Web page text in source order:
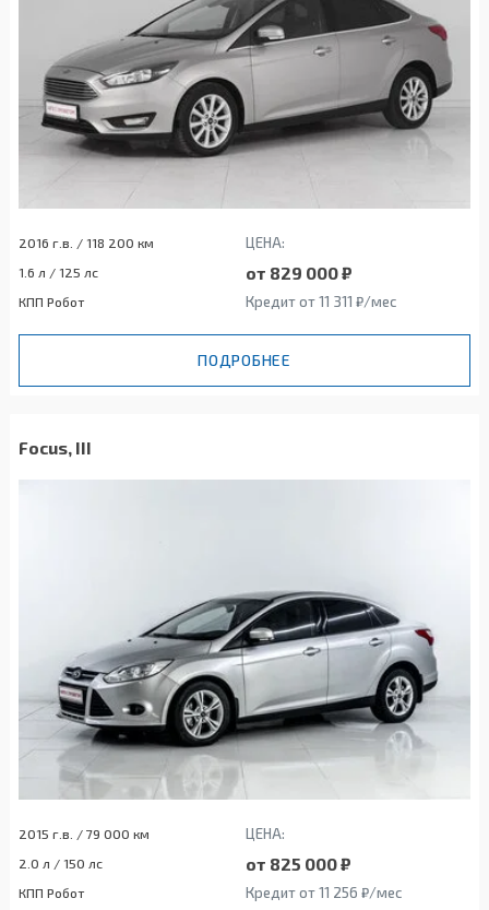
2016 г.в. / 118 200 км ЦЕНА:
1.6 л / 125 лс от 829 000 ₽
КПП Робот Кредит от 11 311 ₽/мес
ПОДРОБНЕЕ
Focus, III
2015 г.в. / 79 000 км ЦЕНА:
2.0 л / 150 лс от 825 000 ₽
КПП Робот Кредит от 11 256 ₽/мес